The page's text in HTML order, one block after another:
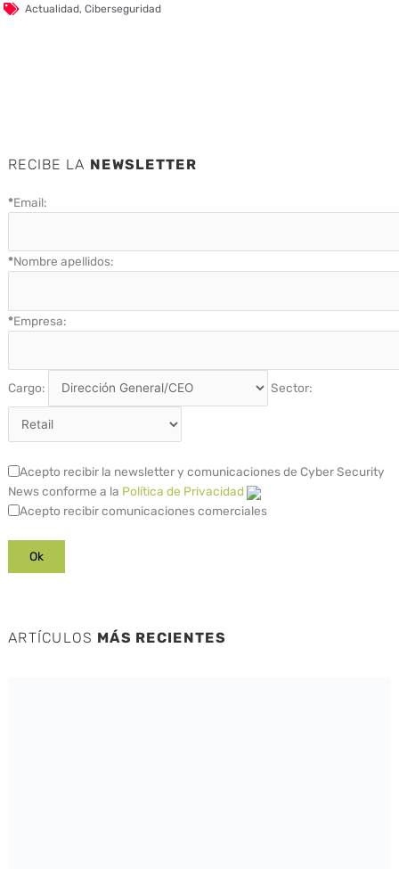
Actualidad,Ciberseguridad
RECIBE LA NEWSLETTER
*Email:
*Nombre apellidos:
*Empresa:
Cargo: Sector:
Acepto recibir la newsletter y comunicaciones de Cyber Security
News conforme a la Política de Privacidad
Acepto recibir comunicaciones comerciales
ARTÍCULOS MÁS RECIENTES